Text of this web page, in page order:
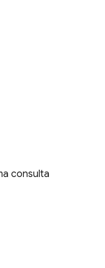
consulta